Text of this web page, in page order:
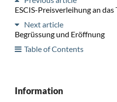
ESCIS-Preisverleihung an
Next article
Begrüssung und Eröffnung
Table of Contents
Information